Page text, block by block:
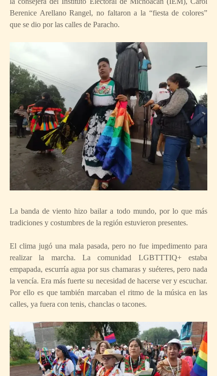
Berenice Arellano Rangel, no faltaron a la “fiesta de colores”
que se dio por las calles de Paracho.
La banda de viento hizo bailar a todo mundo, por lo que más
tradiciones y costumbres de la región estuvieron presentes.
El clima jugó una mala pasada, pero no fue impedimento para
realizar la marcha. La comunidad LGBTTTIQ+ estaba
empapada, escurría agua por sus chamaras y suéteres, pero nada
la vencía. Era más fuerte su necesidad de hacerse ver y escuchar.
Por ello es que también marcaban el ritmo de la música en las
calles, ya fuera con tenis, chanclas o tacones.